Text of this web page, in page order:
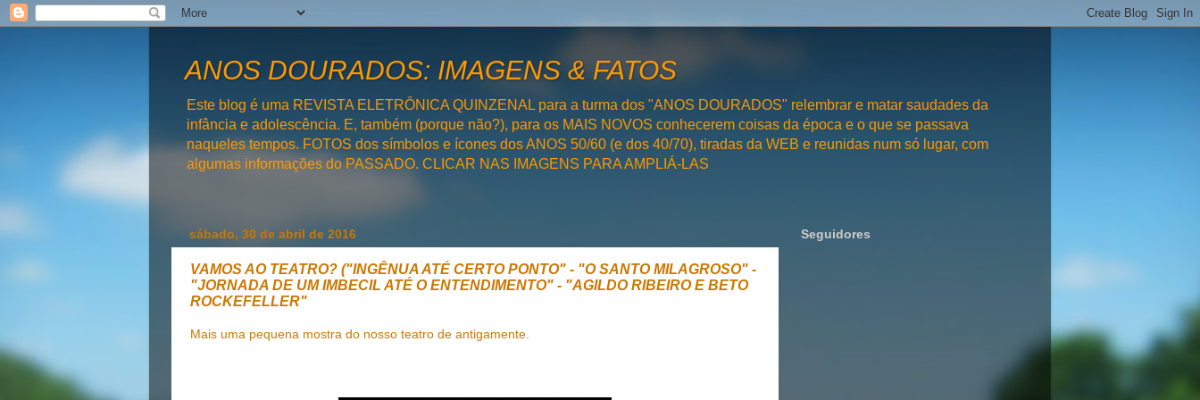
ANOS DOURADOS: IMAGENS & FATOS
Este blog é uma REVISTA ELETRÔNICA QUINZENAL para a turma dos "ANOS DOURADOS" relembrar e matar saudades da
infância e adolescência. E, também (porque não?), para os MAIS NOVOS conhecerem coisas da época e o que se passava
naqueles tempos. FOTOS dos símbolos e ícones dos ANOS 50/60 (e dos 40/70), tiradas da WEB e reunidas num só lugar, com
algumas informações do PASSADO. CLICAR NAS IMAGENS PARA AMPLIÁ-LAS
sábado, 30 de abril de 2016
VAMOS AO TEATRO? ("INGÊNUA ATÉ CERTO PONTO" - "O SANTO MILAGROSO" -
"JORNADA DE UM IMBECIL ATÉ O ENTENDIMENTO" - "AGILDO RIBEIRO E BETO
ROCKEFELLER"
Mais uma pequena mostra do nosso teatro de antigamente.
Seguidores